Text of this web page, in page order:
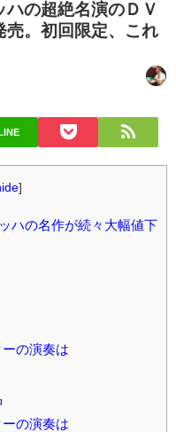
ハの超絶名演のＤＶ
売。初回限定、これ
]
ハの名作が続々大幅値下
ーの演奏は
の演奏は